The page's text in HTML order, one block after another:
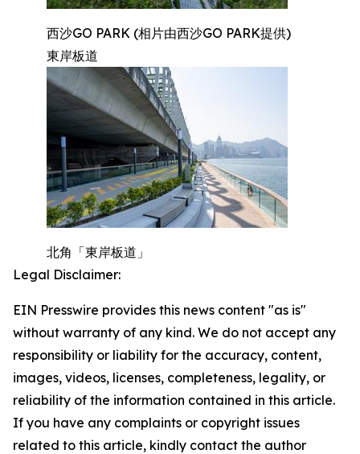
西沙GO PARK (相片由西沙GO PARK提供)
東岸板道
北角「東岸板道」
Legal Disclaimer:
EIN Presswire provides this news content "as is"
without warranty of any kind. We do not accept any
responsibility or liability for the accuracy, content,
images, videos, licenses, completeness, legality, or
reliability of the information contained in this article.
If you have any complaints or copyright issues
related to this article, kindly contact the author